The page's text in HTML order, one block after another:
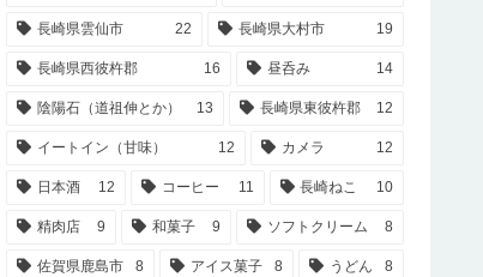
長崎県雲仙市 22 長崎県大村市 19
長崎県西彼杵郡 16 昼呑み 14
陰陽石（道祖伸とか） 13 長崎県東彼杵郡 12
イートイン（甘味） 12 カメラ 12
日本酒 12 コーヒー 11 長崎ねこ 10
精肉店 9 和菓子 9 ソフトクリーム 8
佐賀県鹿島市 8 アイス菓子 8 うどん 8